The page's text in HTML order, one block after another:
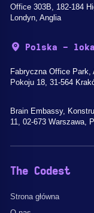
Office 303B, 182-184
Londyn, Anglia
Polska -
Fabryczna Office Park,
Pokoju 18, 31-564
Brain Embassy,
11, 02-673 Warszawa,
The Codest
Strona główna